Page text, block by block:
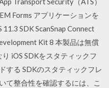
Forms アプリケーションを
SDK ScanSnap Connect
Kit 8 本製品は無償
iOS SDKをスタティックフ
する SDKのスタティックフレ
て整合性を確認するには、こ